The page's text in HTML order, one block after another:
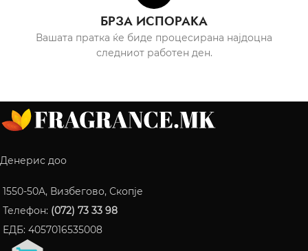
БРЗА ИСПОРАКА
Вашата пратка ќе биде процесирана најдоцна
следниот работен ден.
Денерис доо
1550-50A, Визбегово, Скопје
Телефон: (072) 73 33 98
ЕДБ: 4057016535008